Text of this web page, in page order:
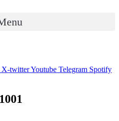
X-twitterYoutube Telegram Spotify